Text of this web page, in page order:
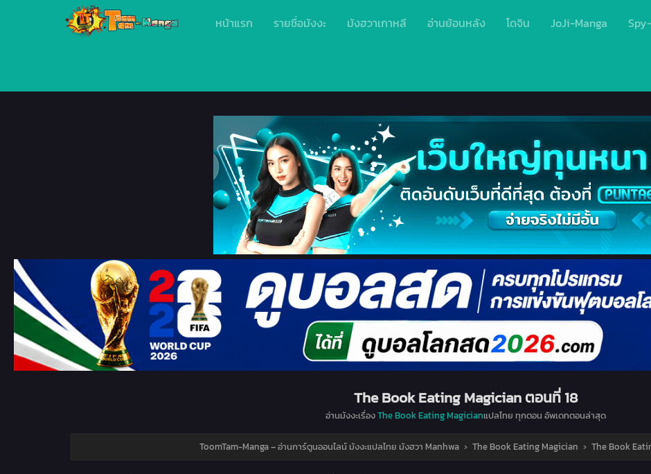
หน้าแรก รายชื่อมังงะ มังฮวาเกาหลี อ่านย้อนหลัง โดจิน JoJi-Manga
The Book Eating Magician ตอนที่ 18
อ่านมังงะเรื่องThe Book Eating Magicianแปลไทย ทุกตอน อัพเดทตอนล่าสุด
ToomTam-Manga – อ่านการ์ตูนออนไลน์ มังงะแปลไทย มังฮวา Manhwa › The Book Eating Magician › The Book